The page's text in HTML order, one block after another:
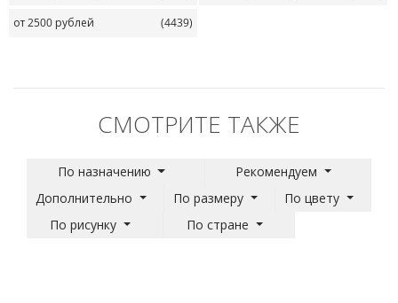
от 2500 рублей (4439)
СМОТРИТЕ ТАКЖЕ
По назначению
Рекомендуем
Дополнительно
По размеру
По цвету
По рисунку
По стране